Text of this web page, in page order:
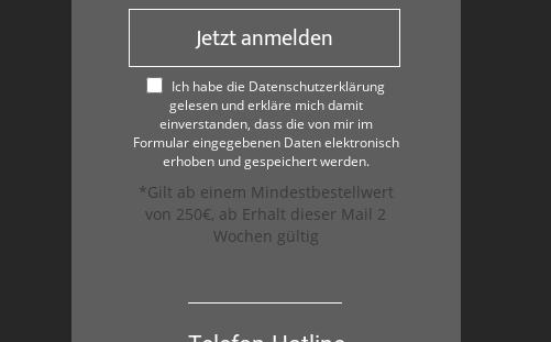
Jetzt anmelden
Ich habe die Datenschutzerklärung
gelesen und erkläre mich damit
einverstanden, dass die von mir im
Formular eingegebenen Daten elektronisch
erhoben und gespeichert werden.
*Gilt ab einem Mindestbestellwert
von 250€, ab Erhalt dieser Mail 2
Wochen gültig